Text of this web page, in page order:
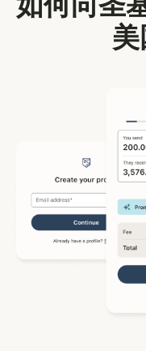
如何向圣
美